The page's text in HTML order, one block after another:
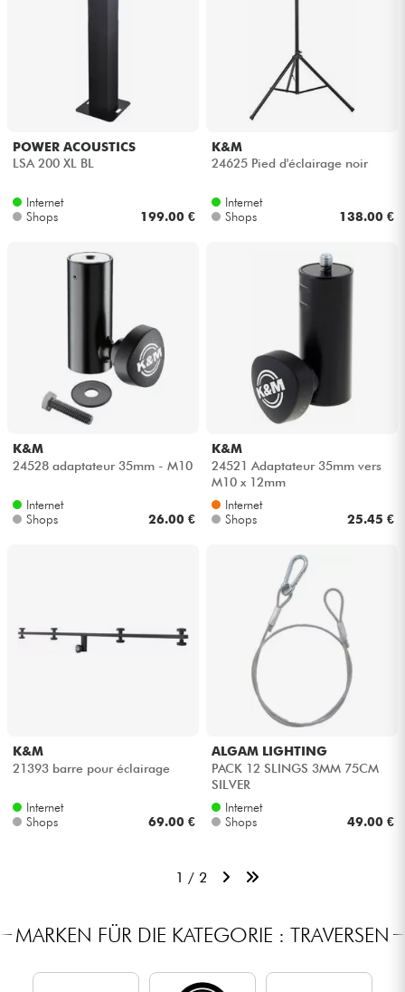
POWER ACOUSTICS
LSA 200 XL BL
Internet
Shops
199.00 €
K&M
24625 Pied d'éclairage noir
Internet
Shops
138.00 €
K&M
24528 adaptateur 35mm - M10
Internet
Shops
26.00 €
K&M
24521 Adaptateur 35mm vers
M10 x 12mm
Internet
Shops
25.45 €
K&M
21393 barre pour éclairage
Internet
Shops
69.00 €
ALGAM LIGHTING
PACK 12 SLINGS 3MM 75CM
SILVER
Internet
Shops
49.00 €
1 / 2
MARKEN FÜR DIE KATEGORIE : TRAVERSEN